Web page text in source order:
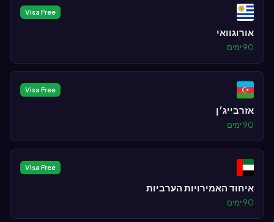
Visa Free
אורוגוואי
90 ימים
Visa Free
אזרבייג׳ן
90 ימים
Visa Free
איחוד האמירויות הערביות
90 ימים